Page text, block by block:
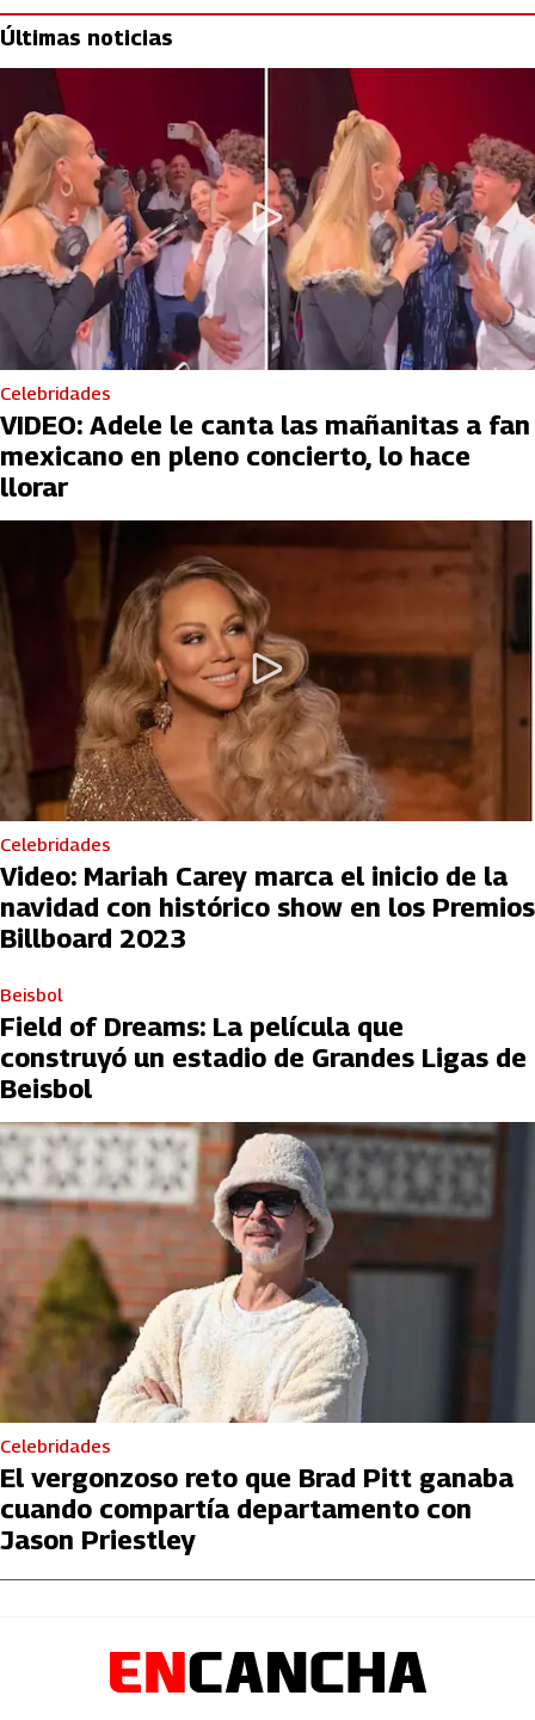
Últimas noticias
Celebridades
VIDEO: Adele le canta las mañanitas a fan
mexicano en pleno concierto, lo hace
llorar
Celebridades
Video: Mariah Carey marca el inicio de la
navidad con histórico show en los Premios
Billboard 2023
Beisbol
Field of Dreams: La película que
construyó un estadio de Grandes Ligas de
Beisbol
Celebridades
El vergonzoso reto que Brad Pitt ganaba
cuando compartía departamento con
Jason Priestley